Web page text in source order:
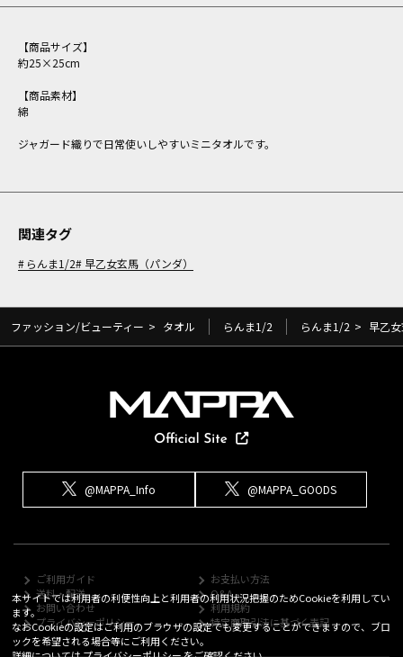
【商品サイズ】
約25×25cm
【商品素材】
綿
ジャガード織りで日常使いしやすいミニタオルです。
関連タグ
らんま1/2 早乙女玄馬（パンダ）
ファッション/ビューティー > タオル らんま1/2 らんま1/2 > 早乙
@MAPPA_Info @MAPPA_GOODS
ご利用ガイド
お支払い方法
送料・配送
Q&A
お問い合わせ
利用規約
プライバシーポリシー
特定商取引法に基づく表記
本サイトでは利用者の利便性向上と利用者の利用状況把握のためCookieを利用してい
ます。
なおCookieの設定はご利用のブラウザの設定でも変更することができますので、ブロ
ックを希望される場合等にご利用ください。